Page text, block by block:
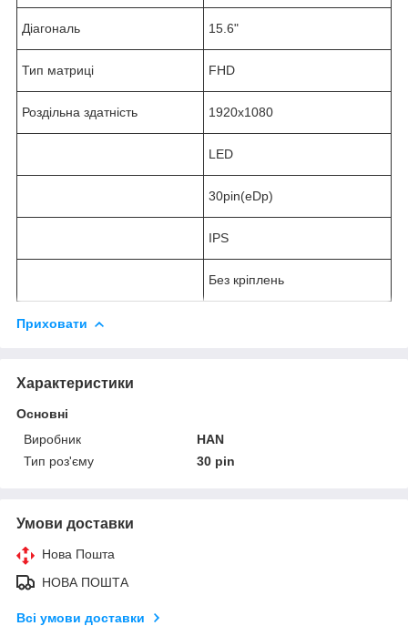
Діагональ 15.6"
Тип матриці FHD
Роздільна здатність 1920x1080
LED
30pin(eDp)
IPS
Без кріплень
Приховати
Характеристики
Основні
Виробник
HAN
Тип роз'єму
30 pin
Умови доставки
Нова Пошта
НОВА ПОШТА
Всі умови доставки